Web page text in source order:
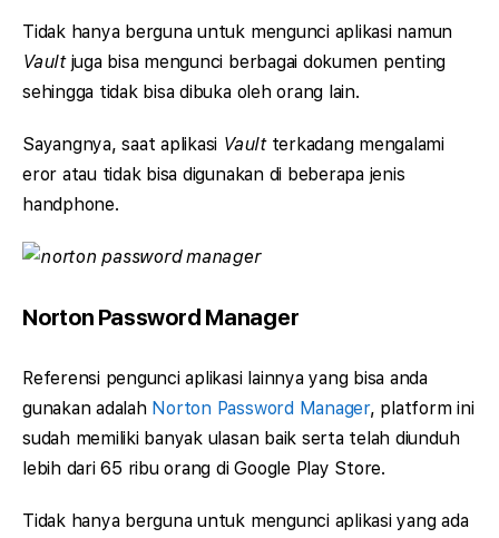
Tidak hanya berguna untuk mengunci aplikasi namun
Vaultjuga bisa mengunci berbagai dokumen penting
sehingga tidak bisa dibuka oleh orang lain.
Sayangnya, saat aplikasi Vault terkadang mengalami
eror atau tidak bisa digunakan di beberapa jenis
handphone.
Norton Password Manager
Referensi pengunci aplikasi lainnya yang bisa anda
gunakan adalah Norton Password Manager, platform ini
sudah memiliki banyak ulasan baik serta telah diunduh
lebih dari 65 ribu orang di Google Play Store.
Tidak hanya berguna untuk mengunci aplikasi yang ada